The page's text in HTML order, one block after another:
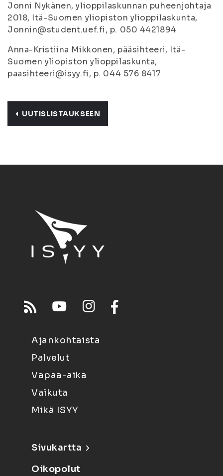
Jonni Nykänen, ylioppilaskunnan puheenjohtaja
2018, Itä-Suomen yliopiston ylioppilaskunta,
Jonnin@student.uef.fi, p. 050 4421894
Anna-Kristiina Mikkonen, pääsihteeri, Itä-
Suomen yliopiston ylioppilaskunta,
paasihteeri@isyy.fi, p. 044 576 8417
UUTISLISTAUKSEEN
Ajankohtaista
Palvelut
Vapaa-aika
Vaikuta
Mikä ISYY
Sivukartta
Oikopolut